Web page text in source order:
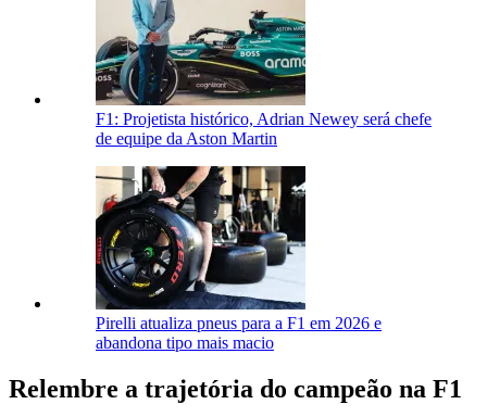
F1: Projetista histórico, Adrian Newey será chefe
de equipe da Aston Martin
Pirelli atualiza pneus para a F1 em 2026 e
abandona tipo mais macio
Relembre a trajetória do campeão na F1